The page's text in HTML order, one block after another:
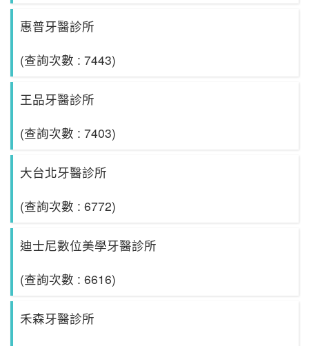
惠普牙醫診所
(查詢次數 : 7443)
王品牙醫診所
(查詢次數 : 7403)
大台北牙醫診所
(查詢次數 : 6772)
迪士尼數位美學牙醫診所
(查詢次數 : 6616)
禾森牙醫診所